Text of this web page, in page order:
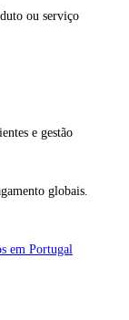
ou serviço
e gestão
globais.
em Portugal